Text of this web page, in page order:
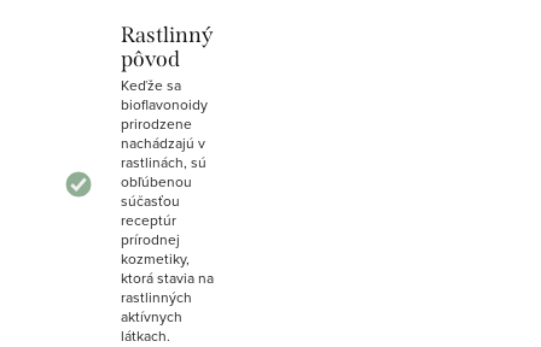
Rastlinný
pôvod
Keďže sa
bioflavonoidy
prirodzene
nachádzajú v
rastlinách, sú
obľúbenou
súčasťou
receptúr
prírodnej
kozmetiky,
ktorá stavia na
rastlinných
aktívnych
látkach.